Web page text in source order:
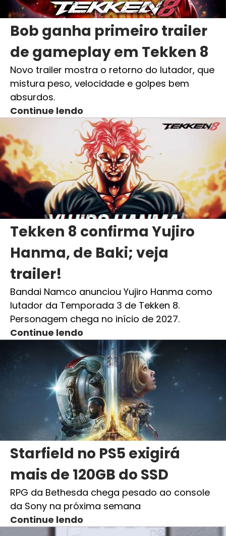
Bob ganha primeiro trailer
de gameplay em Tekken 8
Novo trailer mostra o retorno do lutador, que
mistura peso, velocidade e golpes bem
absurdos.
Continue lendo
Tekken 8 confirma Yujiro
Hanma, de Baki; veja
trailer!
Bandai Namco anunciou Yujiro Hanma como
lutador da Temporada 3 de Tekken 8.
Personagem chega no início de 2027.
Continue lendo
Starfield no PS5 exigirá
mais de 120GB do SSD
RPG da Bethesda chega pesado ao console
da Sony na próxima semana
Continue lendo